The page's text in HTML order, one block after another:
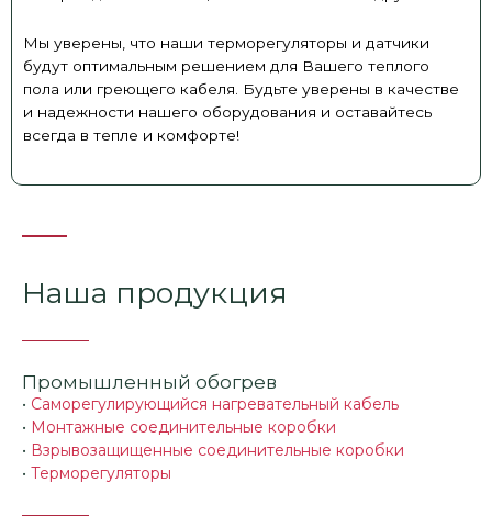
Мы уверены, что наши терморегуляторы и датчики
будут оптимальным решением для Вашего теплого
пола или греющего кабеля. Будьте уверены в качестве
и надежности нашего оборудования и оставайтесь
всегда в тепле и комфорте!
Наша продукция
Промышленный обогрев
• Саморегулирующийся нагревательный кабель
• Монтажные соединительные коробки
• Взрывозащищенные соединительные коробки
• Терморегуляторы